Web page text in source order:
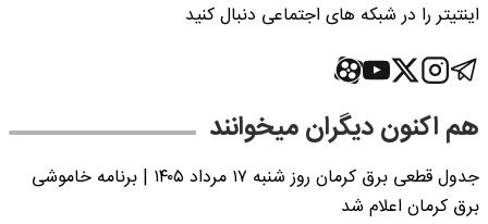
اینتیتر را در شبکه های اجتماعی دنبال کنید
هم اکنون دیگران میخوانند
جدول قطعی برق کرمان روز شنبه ۱۷ مرداد ۱۴۰۵ | برنامه خاموشی
برق کرمان اعلام شد